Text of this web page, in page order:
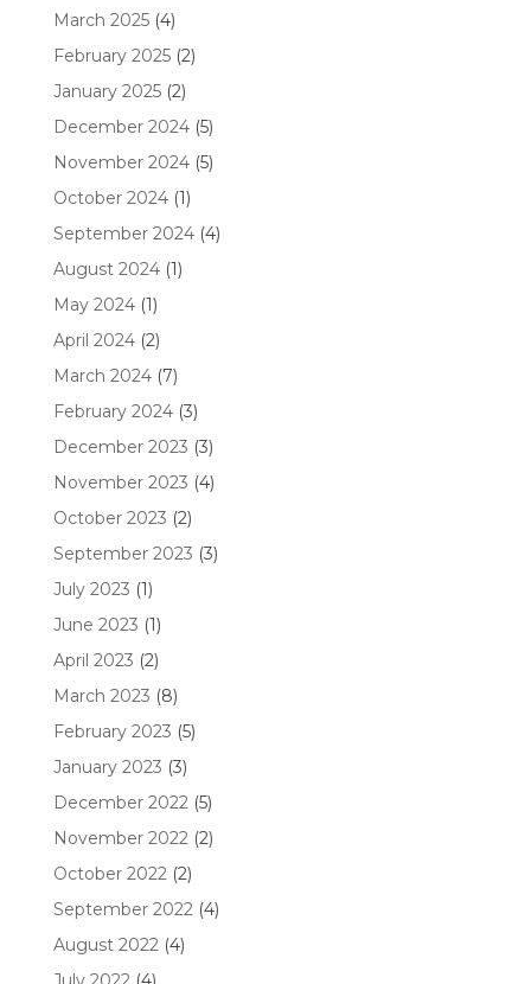
March 2025(4)
February 2025(2)
January 2025(2)
December 2024(5)
November 2024(5)
October 2024(1)
September 2024(4)
August 2024(1)
May 2024(1)
April 2024(2)
March 2024(7)
February 2024(3)
December 2023 (3)
November 2023 (4)
October 2023 (2)
September 2023 (3)
July 2023 (1)
June 2023 (1)
April 2023 (2)
March 2023 (8)
February 2023 (5)
January 2023 (3)
December 2022(5)
November 2022(2)
October 2022(2)
September 2022(4)
August 2022(4)